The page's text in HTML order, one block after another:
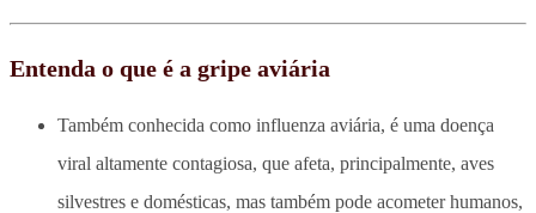
Entenda o que é a gripe aviária
Também conhecida como influenza aviária, é uma doença
viral altamente contagiosa, que afeta, principalmente, aves
silvestres e domésticas, mas também pode acometer humanos,